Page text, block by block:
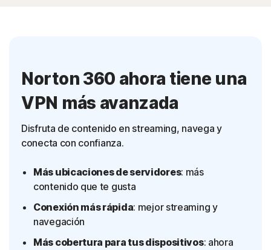
Norton 360 ahora tiene una
VPN más avanzada
Disfruta de contenido en streaming, navega y
conecta con confianza.
Más ubicaciones de servidores: más
contenido que te gusta
Conexión más rápida: mejor streaming y
navegación
Más cobertura para tus dispositivos: ahora